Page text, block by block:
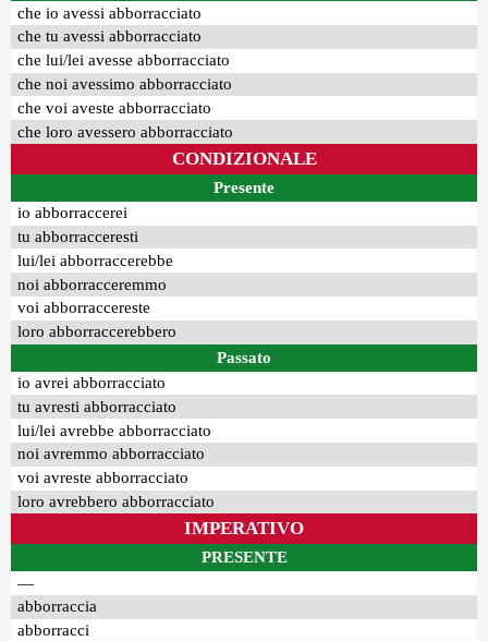
che io avessi abborracciato
che tu avessi abborracciato
che lui/lei avesse abborracciato
che noi avessimo abborracciato
che voi aveste abborracciato
che loro avessero abborracciato
CONDIZIONALE
Presente
io abborraccerei
tu abborracceresti
lui/lei abborraccerebbe
noi abborracceremmo
voi abborraccereste
loro abborraccerebbero
Passato
io avrei abborracciato
tu avresti abborracciato
lui/lei avrebbe abborracciato
noi avremmo abborracciato
voi avreste abborracciato
loro avrebbero abborracciato
IMPERATIVO
PRESENTE
—
abborraccia
abborracci